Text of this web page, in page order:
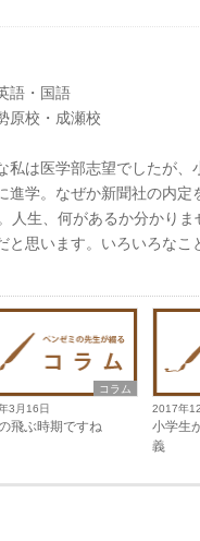
語・国語
原校・成瀬校
私は医学部志望でしたが
進学。なぜか新聞社の内
人生、何があるか分かり
と思います。いろいろな
コラム
3月16日
飛ぶ時期ですね
2017年
小学生
義